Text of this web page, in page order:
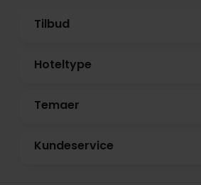
Tilbud
Hoteltype
Temaer
Kundeservice